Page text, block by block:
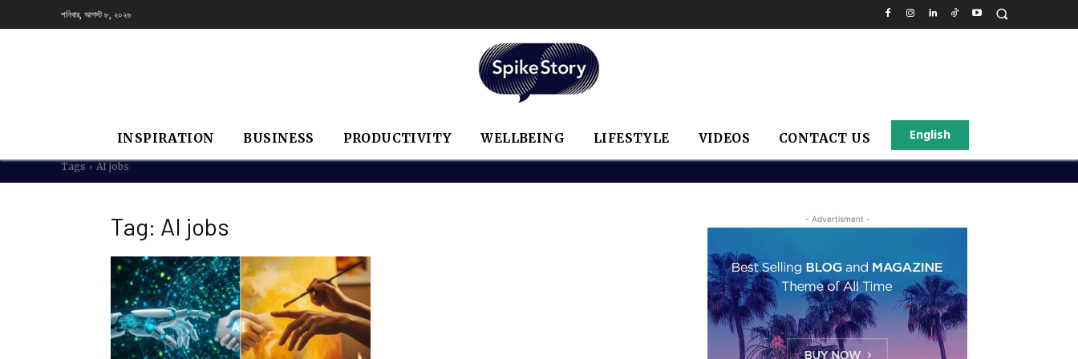
শনিবার, আগস্ট ৮, ২০২৬
INSPIRATION BUSINESS PRODUCTIVITY WELLBEING LIFESTYLE VIDEOS CONTACT US English
Tags AI jobs
Tag: AI jobs - Advertisment -